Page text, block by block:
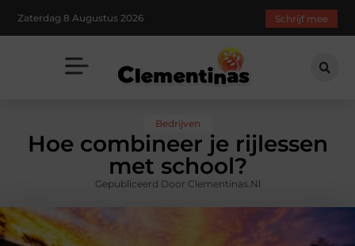
Zaterdag 8 Augustus 2026 Schrijf mee
Bedrijven
Hoe combineer je rijlessen
met school?
Gepubliceerd Door Clementinas.nl